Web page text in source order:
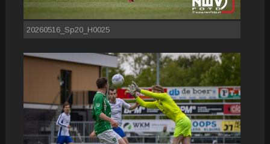
20260516_Sp20_H0025